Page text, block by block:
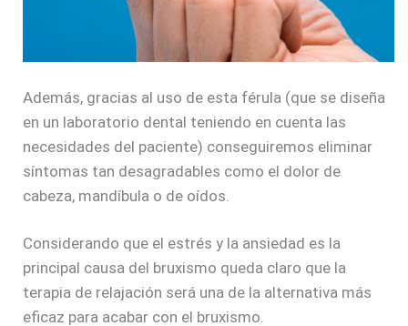
Además, gracias al uso de esta férula (que se diseña
en un laboratorio dental teniendo en cuenta las
necesidades del paciente) conseguiremos eliminar
síntomas tan desagradables como el dolor de
cabeza, mandíbula o de oídos.
Considerando que el estrés y la ansiedad es la
principal causa del bruxismo queda claro que la
terapia de relajación será una de la alternativa más
eficaz para acabar con el bruxismo.